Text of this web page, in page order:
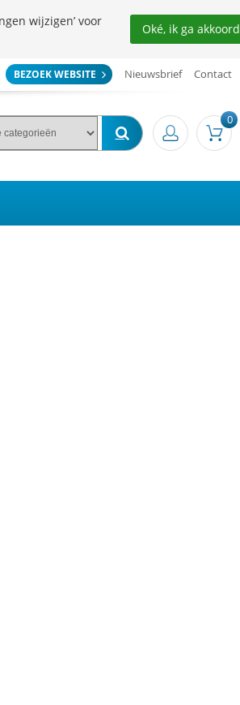
BEZOEK WEBSITE Nieuwsbrief Contact
0
wijzigen’ voor
Oké, ik ga akkoord